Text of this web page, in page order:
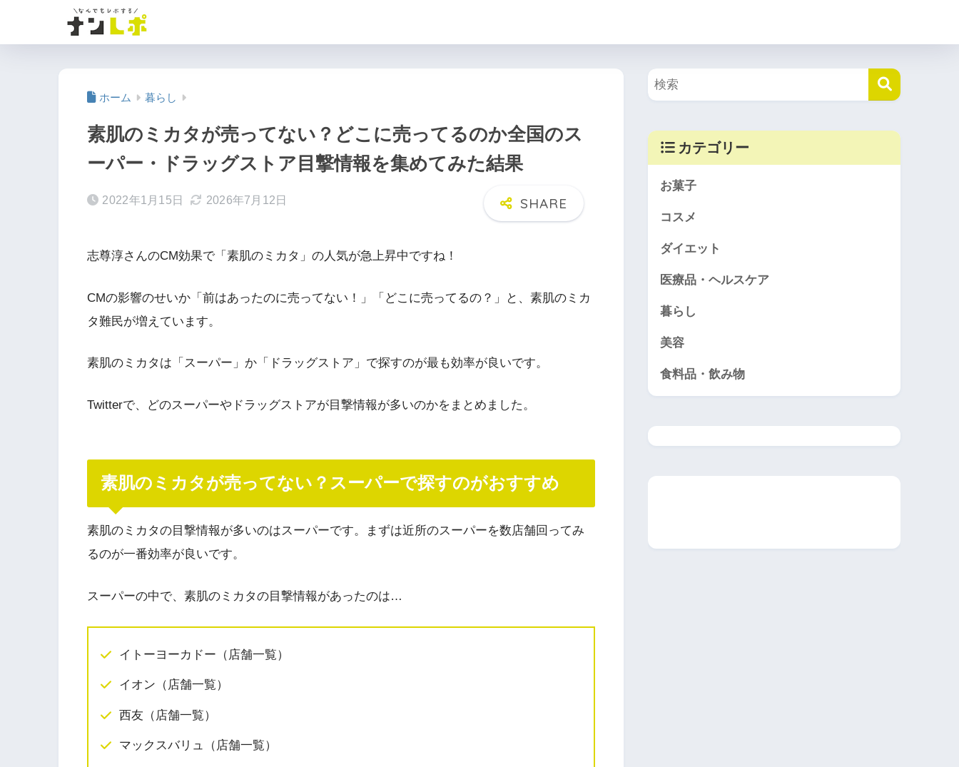
ホーム 暮らし
素肌のミカタが売ってない？どこに売ってるのか全国のス
ーパー・ドラッグストア目撃情報を集めてみた結果
2022年1月15日 2026年7月12日
志尊淳さんのCM効果で「素肌のミカタ」の人気が急上昇中ですね！
CMの影響のせいか「前はあったのに売ってない！」「どこに売ってるの？」と、素肌のミカ
タ難民が増えています。
素肌のミカタは「スーパー」か「ドラッグストア」で探すのが最も効率が良いです。
Twitterで、どのスーパーやドラッグストアが目撃情報が多いのかをまとめました。
素肌のミカタが売ってない？スーパーで探すのがおすすめ
素肌のミカタの目撃情報が多いのはスーパーです。まずは近所のスーパーを数店舗回ってみ
るのが一番効率が良いです。
スーパーの中で、素肌のミカタの目撃情報があったのは…
イトーヨーカドー（店舗一覧）
イオン（店舗一覧）
西友（店舗一覧）
マックスバリュ（店舗一覧）
カテゴリー
お菓子
コスメ
ダイエット
医療品・ヘルスケア
暮らし
美容
食料品・飲み物